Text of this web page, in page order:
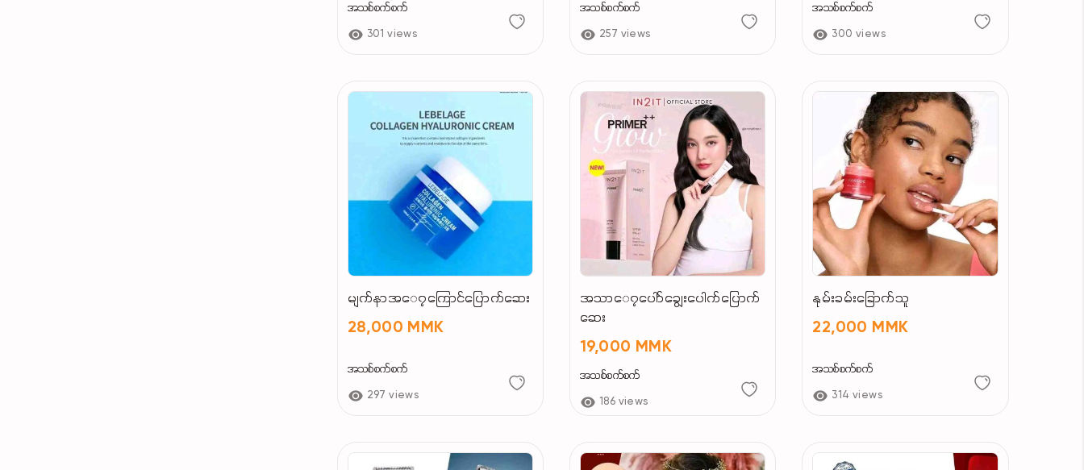
အသစ်စက်စက်
301 views
အသစ်စက်စက်
257 views
အသစ်စက်စက်
300 views
မျက်နာအ​ေ၇ကြောင်ပြောက်ဆေး
28,000 MMK
အသစ်စက်စက်
297 views
အသာ​ေ၇ပေါာ်ချွေးပေါက်ပြောက်
ဆေး
19,000 MMK
အသစ်စက်စက်
186 views
နုမ်းခမ်းခြောက်သူ
22,000 MMK
အသစ်စက်စက်
314 views